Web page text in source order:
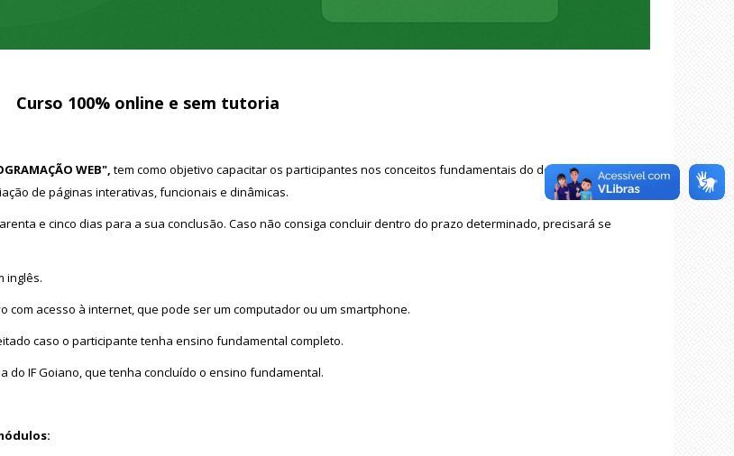
Curso 100% online e sem tutoria
WEB",tem como objetivo capacitar os participantes nos conceitos fundamentais do desenvolvimento
de páginas interativas, funcionais e dinâmicas.
e cinco dias para a sua conclusão. Caso não consiga concluir dentro do prazo determinado, precisará se
inglês.
com acesso à internet, que pode ser um computador ou um smartphone.
caso o participante tenha ensino fundamental completo.
IF Goiano, que tenha concluído o ensino fundamental.